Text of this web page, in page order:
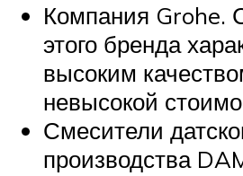
Компания Grohe.
этого бренда
высоким
невысокой
Смесители
производства